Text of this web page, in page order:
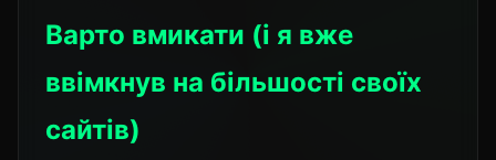
Варто вмикати (і я вже
ввімкнув на більшості своїх
сайтів)